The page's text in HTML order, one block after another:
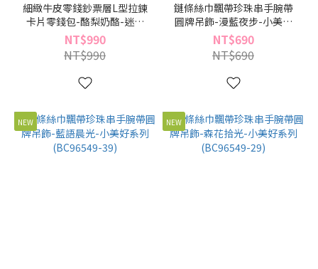
細緻牛皮零錢鈔票層L型拉鍊
卡片零錢包-酪梨奶酪-迷你
系列(BB96488-26)
NT$990
NT$990
鏈條絲巾飄帶珍珠串手腕帶
圓牌吊飾-漫藍夜步-小美好
系列(BC96549-49)
NT$690
NT$690
NEW NEW